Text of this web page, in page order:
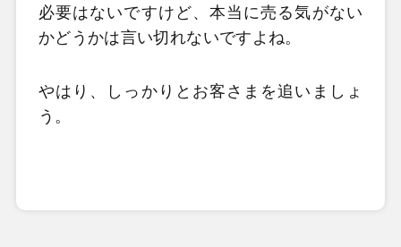
必要はないですけど、本当に売る気がない
かどうかは言い切れないですよね。
やはり、しっかりとお客さまを追いましょ
う。